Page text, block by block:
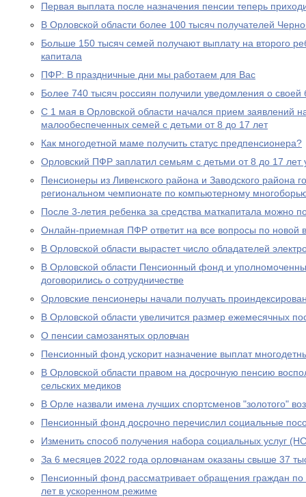
Первая выплата после назначения пенсии теперь
В Орловской области более 100 тысяч получателей
Больше 150 тысяч семей получают выплату на второго
капитала
ПФР: В праздничные дни мы работаем для Вас
Более 740 тысяч россиян получили уведомления о
С 1 мая в Орловской области начался прием заявлений
малообеспеченных семей с детьми от 8 до 17 лет
Как многодетной маме получить статус предпенсионера?
Орловский ПФР заплатил семьям с детьми от 8 до 17
Пенсионеры из Ливенского района и Заводского района
региональном чемпионате по компьютерному
После 3-летия ребенка за средства маткапитала можно
Онлайн-приемная ПФР ответит на все вопросы по новой
В Орловской области вырастет число обладателей
В Орловской области Пенсионный фонд и
договорились о сотрудничестве
Орловские пенсионеры начали получать
В Орловской области увеличится размер ежемесячных
О пенсии самозанятых орловчан
Пенсионный фонд ускорит назначение выплат
В Орловской области правом на досрочную пенсию
сельских медиков
В Орле назвали имена лучших спортсменов "золотого"
Пенсионный фонд досрочно перечислил социальные
Изменить способ получения набора социальных услуг
За 6 месяцев 2022 года орловчанам оказаны свыше 37
Пенсионный фонд рассматривает обращения граждан по
лет в ускоренном режиме